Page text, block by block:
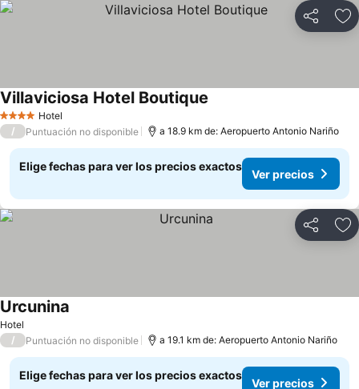
Compartir
4 EstrellasHotel
Villaviciosa Hotel Boutique
/ Puntuación no disponible a 18.9 km de: Aeropuerto Antonio Nariño
Elige fechas para ver los precios exactos
Ver precios
Compartir
Hotel
Urcunina
/ Puntuación no disponible a 19.1 km de: Aeropuerto Antonio Nariño
Elige fechas para ver los precios exactos
Ver precios